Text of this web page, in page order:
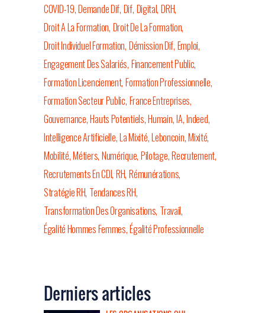
COVID-19 Demande Dif Dif Digital DRH
Droit A La Formation Droit De La Formation
Droit Individuel Formation Démission Dif Emploi
Engagement Des Salariés Financement Public
Formation Licenciement Formation Professionnelle
Formation Secteur Public France Entreprises
Gouvernance Hauts Potentiels Humain IA Indeed
Intelligence Artificielle La Mixité Leboncoin Mixité
Mobilité Métiers Numérique Pilotage Recrutement
Recrutements En CDI RH Rémunérations
Stratégie RH Tendances RH
Transformation Des Organisations Travail
Égalité Hommes Femmes Égalité Professionnelle
Derniers articles